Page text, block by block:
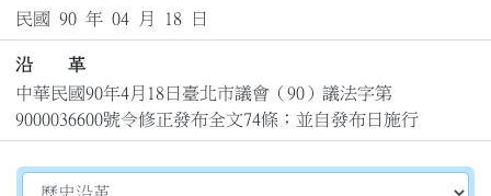
民國 90 年 04 月 18 日
沿 革
中華民國90年4月18日臺北市議會（90）議法字第
9000036600號令修正發布全文74條；並自發布日施行
切換選擇法規資訊內容